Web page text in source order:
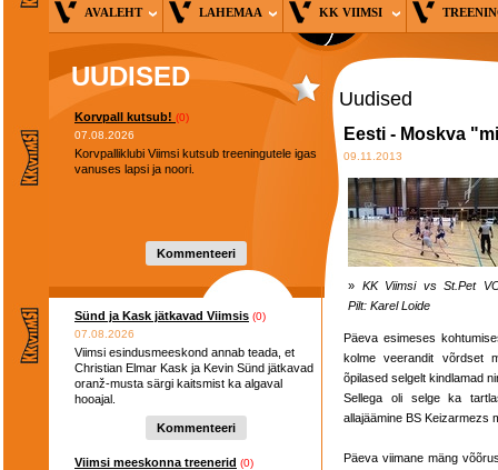
AVALEHT LAHEMAA KK VIIMSI
UUDISED
Korvpall kutsub! (0)
07.08.2026
Korvpalliklubi Viimsi kutsub treeningutele igas
vanuses lapsi ja noori.
Kommenteeri
Sünd ja Kask jätkavad Viimsis (0)
07.08.2026
Viimsi esindusmeeskond annab teada, et
Christian Elmar Kask ja Kevin Sünd jätkavad
oranž-musta särgi kaitsmist ka algaval
hooajal.
Kommenteeri
Viimsi meeskonna treenerid (0)
Uudised
Eesti - Moskva
09.11.2013
» KK Viimsi vs St.Pet
Pilt: Karel Loide
Päeva esimeses
kolme veerandit võrdset
õpilased selgelt kindlamad
Sellega oli selge ka
allajäämine BS Keizarmezs
Päeva viimane mäng